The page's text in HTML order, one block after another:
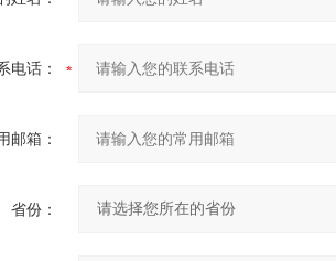
电话：
邮箱：
省份：